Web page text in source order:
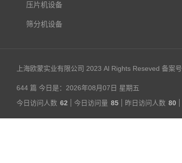
压片机设备
筛分机设备
上海欧蒙实业有限公司 2023 Al Rights Reseved 备案号
644 篇 今日是：2026年08月07日 星期五
今日访问人数 62 今日访问量 85 昨日访问人数 80